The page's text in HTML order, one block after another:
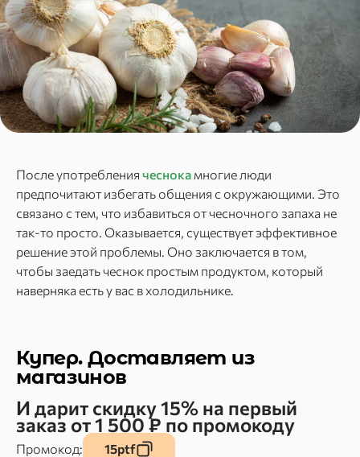
После употребления чеснока многие люди
предпочитают избегать общения с окружающими. Это
связано с тем, что избавиться от чесночного запаха не
так-то просто. Оказывается, существует эффективное
решение этой проблемы. Оно заключается в том,
чтобы заедать чеснок простым продуктом, который
наверняка есть у вас в холодильнике.
Купер. Доставляет из
магазинов
И дарит скидку 15% на первый
заказ от 1 500 ₽ по промокоду
Промокод: 15ptf